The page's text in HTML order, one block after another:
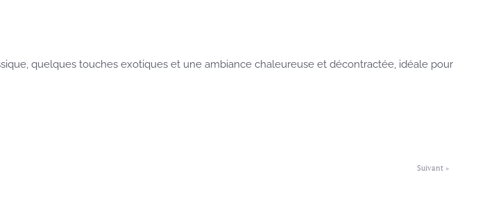
quelques touches exotiques et une ambiance chaleureuse et décontractée, idéale pour
Suivant »